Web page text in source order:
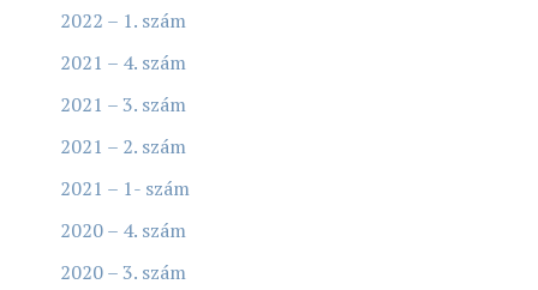
2022 – 1. szám
2021 – 4. szám
2021 – 3. szám
2021 – 2. szám
2021 – 1- szám
2020 – 4. szám
2020 – 3. szám